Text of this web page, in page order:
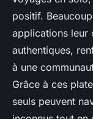
positif.
applications leur
authentiques,
à une
Grâce à ces
seuls peuvent